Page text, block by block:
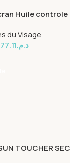
Huile controle
+ Dermopure
Pack
du Visage
د.م.
TOUCHER SEC